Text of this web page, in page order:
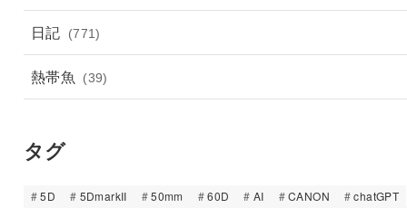
日記 (771)
熱帯魚 (39)
タグ
5D 5DmarkII 50mm 60D AI CANON
chatGPT